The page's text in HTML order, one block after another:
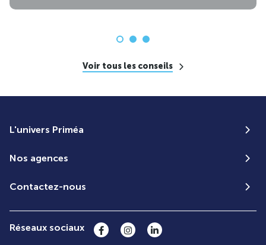
Voir tous les conseils
L'univers Priméa
Nos agences
Contactez-nous
Réseaux sociaux